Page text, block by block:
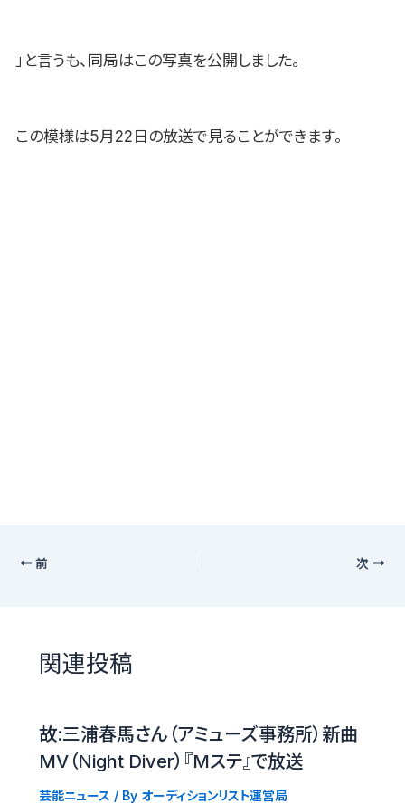
」と言うも、同局はこの写真を公開しました。
この模様は5月22日の放送で見ることができます。
前 次
関連投稿
故:三浦春馬さん（アミューズ事務所）新曲
MV（Night Diver）『Mステ』で放送
芸能ニュース / By オーディションリスト運営局